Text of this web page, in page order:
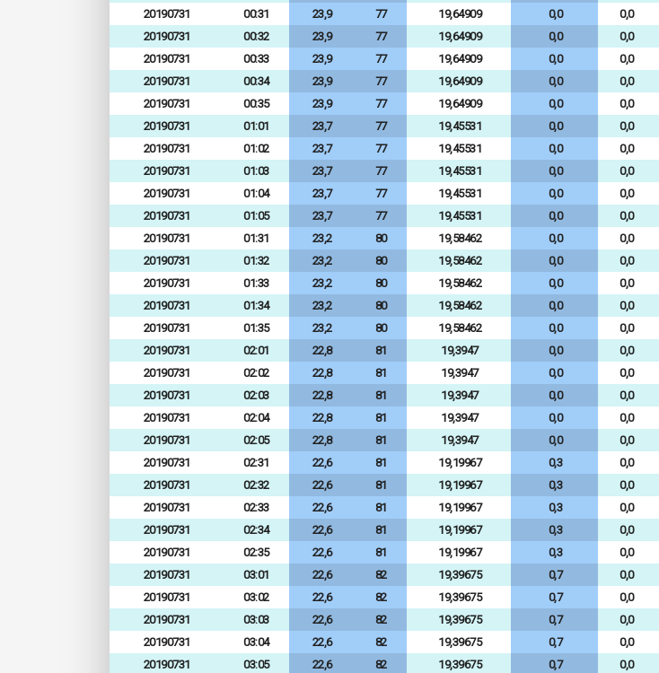
20190731
00:31 23,9 77 19,64909 0,0 0,0
20190731
00:32 23,9 77 19,64909 0,0 0,0
20190731
00:33 23,9 77 19,64909 0,0 0,0
20190731
00:34 23,9 77 19,64909 0,0 0,0
20190731
00:35 23,9 77 19,64909 0,0 0,0
20190731
01:01 23,7 77 19,45531 0,0 0,0
20190731
01:02 23,7 77 19,45531 0,0 0,0
20190731
01:03 23,7 77 19,45531 0,0 0,0
20190731
01:04 23,7 77 19,45531 0,0 0,0
20190731
01:05 23,7 77 19,45531 0,0 0,0
20190731
01:31 23,2 80 19,58462 0,0 0,0
20190731
01:32 23,2 80 19,58462 0,0 0,0
20190731
01:33 23,2 80 19,58462 0,0 0,0
20190731
01:34 23,2 80 19,58462 0,0 0,0
20190731
01:35 23,2 80 19,58462 0,0 0,0
20190731
02:01 22,8 81 19,3947 0,0 0,0
20190731
02:02 22,8 81 19,3947 0,0 0,0
20190731
02:03 22,8 81 19,3947 0,0 0,0
20190731
02:04 22,8 81 19,3947 0,0 0,0
20190731
02:05 22,8 81 19,3947 0,0 0,0
20190731
02:31 22,6 81 19,19967 0,3 0,0
20190731
02:32 22,6 81 19,19967 0,3 0,0
20190731
02:33 22,6 81 19,19967 0,3 0,0
20190731
02:34 22,6 81 19,19967 0,3 0,0
20190731
02:35 22,6 81 19,19967 0,3 0,0
20190731
03:01 22,6 82 19,39675 0,7 0,0
20190731
03:02 22,6 82 19,39675 0,7 0,0
20190731
03:03 22,6 82 19,39675 0,7 0,0
20190731
03:04 22,6 82 19,39675 0,7 0,0
20190731
03:05 22,6 82 19,39675 0,7 0,0